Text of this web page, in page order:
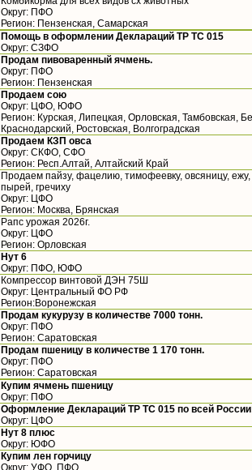
Округ: ПФО
Регион: Пензенская, Самарская
Помощь в оформлении Деклараций ТР ТС 015
Округ: СЗФО
Продам пивоваренный ячмень.
Округ: ПФО
Регион: Пензенская
Продаем сою
Округ: ЦФО, ЮФО
Регион: Курская, Липецкая, Орловская, Тамбовская,
Краснодарский, Ростовская, Волгоградская
Продаем КЗП овса
Округ: СКФО, СФО
Регион: Респ.Алтай, Алтайский Край
Продаем пайзу, фацелию, тимофеевку, овсяницу, ежу,
пырей, гречиху
Округ: ЦФО
Регион: Москва, Брянская
Рапс урожая 2026г.
Округ: ЦФО
Регион: Орловская
Нут 6
Округ: ПФО, ЮФО
Компрессор винтовой ДЭН 75Ш
Округ: Центральный ФО РФ
Регион:Воронежская
Продам кукурузу в количестве 7000 тонн.
Округ: ПФО
Регион: Саратовская
Продам пшеницу в количестве 1 170 тонн.
Округ: ПФО
Регион: Саратовская
Купим ячмень пшеницу
Округ: ПФО
Оформление Деклараций ТР ТС 015 по всей
Округ: ЦФО
Нут 8 плюс
Округ: ЮФО
Купим лен горчицу
Округ: УФО, ПФО